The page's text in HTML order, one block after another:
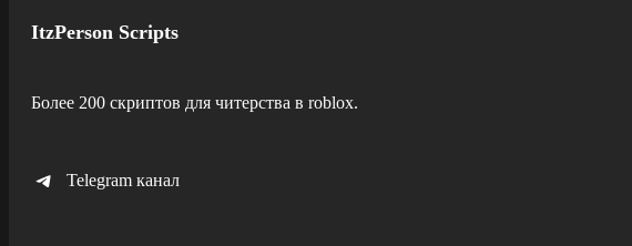
ItzPerson Scripts
Более 200 скриптов для читерства в roblox.
Telegram канал